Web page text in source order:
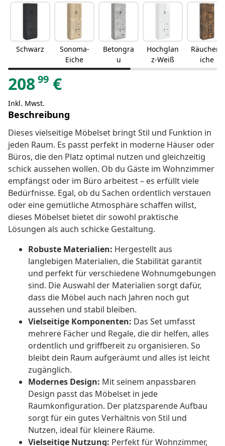
Schwarz
Sonoma-
Eiche
Betongra
u
Hochglan
z-Weiß
Räuchere
iche
20899 €
Inkl. Mwst.
Beschreibung
Dieses vielseitige Möbelset bringt Stil und Funktion in
jeden Raum. Es passt perfekt in moderne Häuser oder
Büros, die den Platz optimal nutzen und gleichzeitig
schick aussehen wollen. Ob du Gäste im Wohnzimmer
empfängst oder im Büro arbeitest – es erfüllt viele
Bedürfnisse. Egal, ob du Sachen ordentlich verstauen
oder eine gemütliche Atmosphäre schaffen willst,
dieses Möbelset bietet dir sowohl praktische
Lösungen als auch schicke Gestaltung.
Robuste Materialien: Hergestellt aus
langlebigen Materialien, die Stabilität garantit
und perfekt für verschiedene Wohnumgebungen
sind. Die Auswahl der Materialien sorgt dafür,
dass die Möbel auch nach Jahren noch gut
aussehen und stabil bleiben.
Vielseitige Komponenten: Das Set umfasst
mehrere Fächer und Regale, die dir helfen, alles
ordentlich und griffbereit zu organisieren. So
bleibt dein Raum aufgeräumt und alles ist leicht
zugänglich.
Modernes Design: Mit seinem anpassbaren
Design passt das Möbelset in jede
Raumkonfiguration. Der platzsparende Aufbau
sorgt für ein gutes Verhältnis von Stil und
Nutzen, ideal für kleinere Räume.
Vielseitige Nutzung: Perfekt für Wohnzimmer,